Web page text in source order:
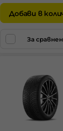
Добави в
За